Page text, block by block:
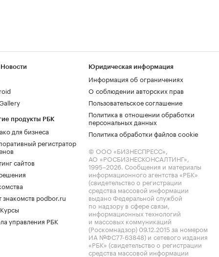
продукты РБК
для бизнеса
регистратор
сайтов
знакомств podbor.ru
управления РБК
Юридическая информация
Информация об ограничениях
О соблюдении авторских прав
Пользовательское соглашение
Политика в отношении обработки
персональных данных
Политика обработки файлов cookie
© ООО «БИЗНЕСПРЕСС»,
АО «РОСБИЗНЕСКОНСАЛТИНГ»,
1995–2026. Сообщения и материалы
информационного агентства «РБК»
(свидетельство о регистрации
средства массовой информации
выдано Федеральной службой
по надзору в сфере связи,
информационных технологий
и массовых коммуникаций
(Роскомнадзор) 09.12.2015 за номером
ИА №ФС77-63848) и сетевого издания
«РБК» (свидетельство о регистрации
средства массовой информации